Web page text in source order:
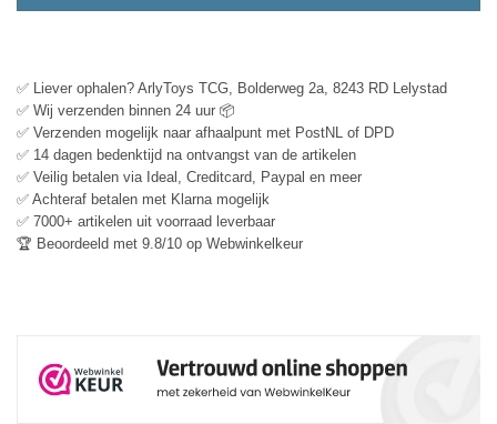
✅ Liever ophalen? ArlyToys TCG, Bolderweg 2a, 8243 RD Lelystad
✅ Wij verzenden binnen 24 uur 📦
✅ Verzenden mogelijk naar afhaalpunt met PostNL of DPD
✅ 14 dagen bedenktijd na ontvangst van de artikelen
✅ Veilig betalen via Ideal, Creditcard, Paypal en meer
✅ Achteraf betalen met Klarna mogelijk
✅ 7000+ artikelen uit voorraad leverbaar
🏆 Beoordeeld met 9.8/10 op Webwinkelkeur